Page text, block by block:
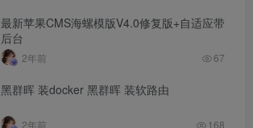
最新苹果CMS海螺模版V4.0修复版+自适应带
后台
2年前 67
黑群晖 装docker 黑群晖 装软路由
2年前 168